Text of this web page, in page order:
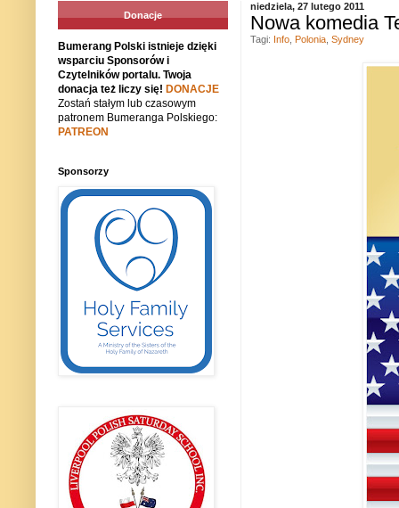
niedziela, 27 lutego 2011
Nowa komedia
Tagi: Info Polonia Sydney
Donacje
Bumerang Polski istnieje dzięki
wsparciu Sponsorów i
Czytelników portalu. Twoja
donacja też liczy się! DONACJE
Zostań stałym lub czasowym
patronem Bumeranga Polskiego:
PATREON
Sponsorzy